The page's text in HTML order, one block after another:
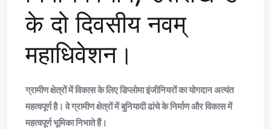
के दो दिवसीय नवम्
महाधिवेशन।
ग्रामीण क्षेत्रों में विकास के लिए डिप्लोमा इंजीनियरों का योगदान अत्यंत
महत्वपूर्ण है। वे ग्रामीण क्षेत्रों में बुनियादी ढांचे के निर्माण और विकास में
महत्वपूर्ण भूमिका निभाते हैं।